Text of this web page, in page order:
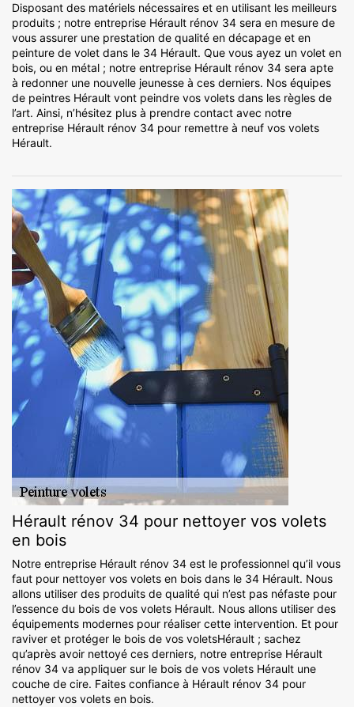
Disposant des matériels nécessaires et en utilisant les meilleurs
produits ; notre entreprise Hérault rénov 34 sera en mesure de
vous assurer une prestation de qualité en décapage et en
peinture de volet dans le 34 Hérault. Que vous ayez un volet en
bois, ou en métal ; notre entreprise Hérault rénov 34 sera apte
à redonner une nouvelle jeunesse à ces derniers. Nos équipes
de peintres Hérault vont peindre vos volets dans les règles de
l’art. Ainsi, n’hésitez plus à prendre contact avec notre
entreprise Hérault rénov 34 pour remettre à neuf vos volets
Hérault.
Hérault rénov 34 pour nettoyer vos volets
en bois
Notre entreprise Hérault rénov 34 est le professionnel qu’il vous
faut pour nettoyer vos volets en bois dans le 34 Hérault. Nous
allons utiliser des produits de qualité qui n’est pas néfaste pour
l’essence du bois de vos volets Hérault. Nous allons utiliser des
équipements modernes pour réaliser cette intervention. Et pour
raviver et protéger le bois de vos voletsHérault ; sachez
qu’après avoir nettoyé ces derniers, notre entreprise Hérault
rénov 34 va appliquer sur le bois de vos volets Hérault une
couche de cire. Faites confiance à Hérault rénov 34 pour
nettoyer vos volets en bois.